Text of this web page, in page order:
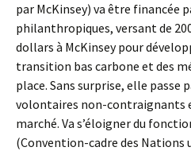
par McKinsey) va être financée
philanthropiques, versant de
dollars à McKinsey pour
transition bas carbone et des
place. Sans surprise, elle passe
volontaires non-contraignants
marché. Va s’éloigner du
(Convention-cadre des Nations